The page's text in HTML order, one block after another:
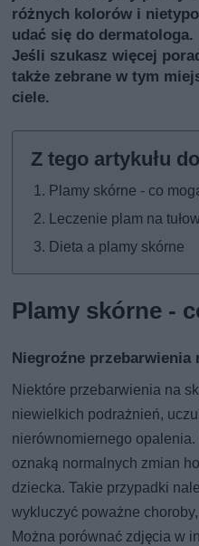
różnych kolorów i
udać się do dermatologa.
Jeśli szukasz więcej
także zebrane w tym
ciele.
Plamy skórne - co
Leczenie plam na
Dieta a plamy skórne
Plamy skórne -
Niegroźne przebarwienia
Niektóre przebarwienia na
niewielkich podrażnień,
nierównomiernego
oznaką normalnych zmian
dziecka. Takie przypadki
wykluczyć poważne
Można porównać zdjęcia w